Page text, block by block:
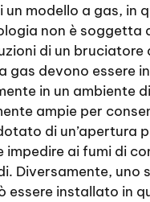
modello a gas, in
non è soggetta
di un bruciatore
gas devono essere
in un ambiente
ampie per
di un’apertura
impedire ai fumi di
Diversamente, uno
essere installato in